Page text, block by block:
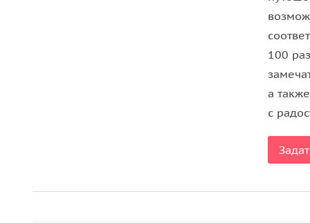
100
а
с